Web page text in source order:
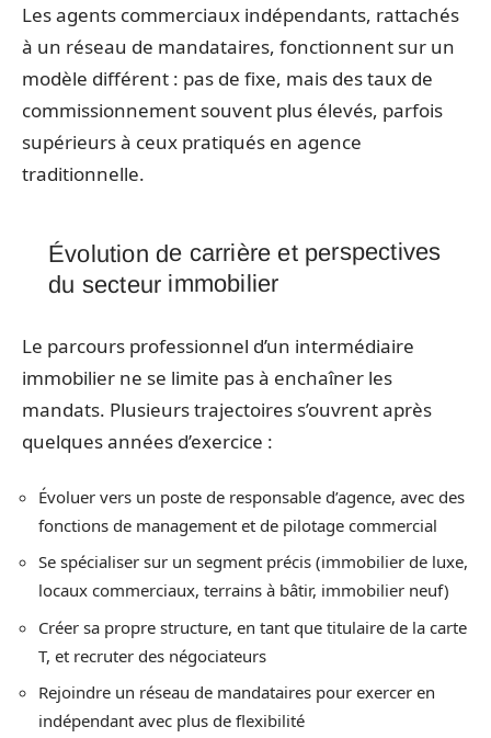
Les agents commerciaux indépendants, rattachés
à un réseau de mandataires, fonctionnent sur un
modèle différent : pas de fixe, mais des taux de
commissionnement souvent plus élevés, parfois
supérieurs à ceux pratiqués en agence
traditionnelle.
Évolution de carrière et perspectives
du secteur immobilier
Le parcours professionnel d’un intermédiaire
immobilier ne se limite pas à enchaîner les
mandats. Plusieurs trajectoires s’ouvrent après
quelques années d’exercice :
Évoluer vers un poste de responsable d’agence, avec des
fonctions de management et de pilotage commercial
Se spécialiser sur un segment précis (immobilier de luxe,
locaux commerciaux, terrains à bâtir, immobilier neuf)
Créer sa propre structure, en tant que titulaire de la carte
T, et recruter des négociateurs
Rejoindre un réseau de mandataires pour exercer en
indépendant avec plus de flexibilité